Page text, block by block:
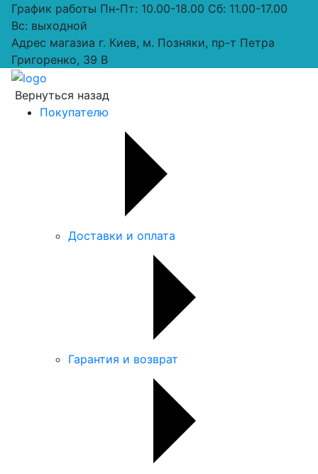
График работы Пн-Пт: 10.00-18.00 Сб: 11.00-17.00
Вс: выходной
Адрес магазиа г. Киев, м. Позняки, пр-т Петра
Григоренко, 39 В
Вернуться назад
Покупателю
Доставки и оплата
Гарантия и возврат